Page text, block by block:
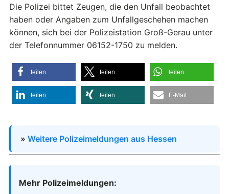
Die Polizei bittet Zeugen, die den Unfall beobachtet
haben oder Angaben zum Unfallgeschehen machen
können, sich bei der Polizeistation Groß-Gerau unter
der Telefonnummer 06152-1750 zu melden.
teilen teilen teilen
teilen teilen E-Mail
» Weitere Polizeimeldungen aus Hessen
Mehr Polizeimeldungen: